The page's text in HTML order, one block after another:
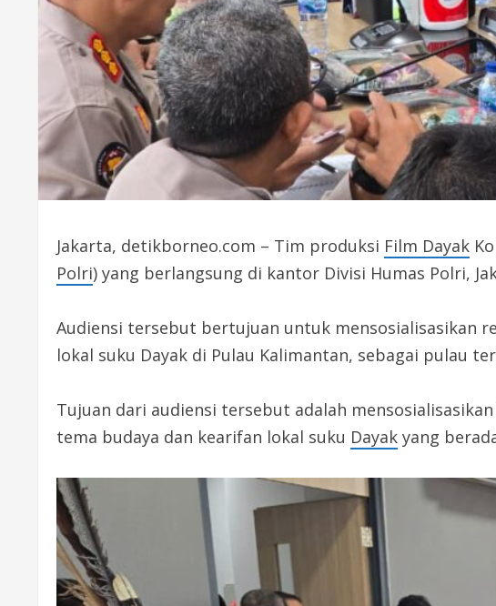
Jakarta, detikborneo.com – Tim produksi Film Dayak
Polri) yang berlangsung di kantor Divisi Humas Polri,
Audiensi tersebut bertujuan untuk mensosialisasikan
lokal suku Dayak di Pulau Kalimantan, sebagai pulau
Tujuan dari audiensi tersebut adalah
tema budaya dan kearifan lokal suku Dayak yang